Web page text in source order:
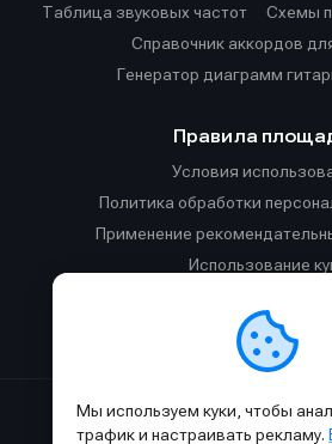
Таблица звуковых частот
Cхемы
Справочник аккордов
Генератор диаграмм
Правила
Условия
Политика обработки
Применение
Использование
Правила общения в
Сделано с к в
Мы используем куки, чтобы
трафик и настраивать рекламу.